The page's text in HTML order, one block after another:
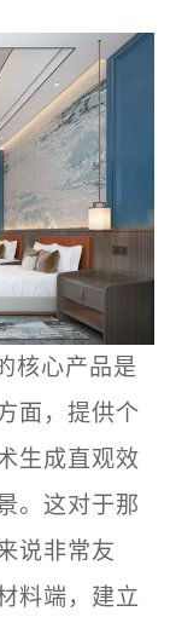
核心产品是
面，提供个
生成直观效
。这对于那
说非常友
料端，建立